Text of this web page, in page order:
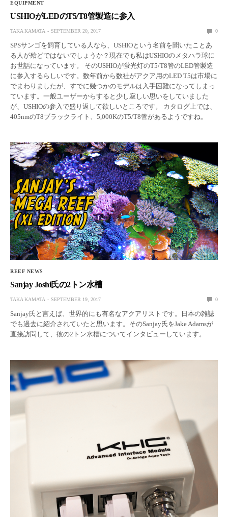
EQUIPMENT
USHIOがLEDのT5/T8管製造に参入
TAKA KAMATA SEPTEMBER 20, 2017 0
SPSサンゴを飼育している人なら、USHIOという名前を聞いたことあ
る人が殆どではないでしょうか？現在でも私はUSHIOのメタハラ球に
お世話になっています。 そのUSHIOが蛍光灯のT5/T8管のLED管製造
に参入するらしいです。数年前から数社がアクア用のLED T5は市場に
でまわりましたが、すでに幾つかのモデルは入手困難になってしまっ
ています。一般ユーザーからすると少し寂しい思いをしていました
が、USHIOの参入で盛り返して欲しいところです。 カタログ上では、
405nmのT8ブラックライト、5,000KのT5/T8管があるようですね。
REEF NEWS
Sanjay Joshi氏の2トン水槽
TAKA KAMATA SEPTEMBER 19, 2017 0
Sanjay氏と言えば、世界的にも有名なアクアリストです。日本の雑誌
でも過去に紹介されていたと思います。そのSanjay氏をJake Adamsが
直接訪問して、彼の2トン水槽についてインタビューしています。